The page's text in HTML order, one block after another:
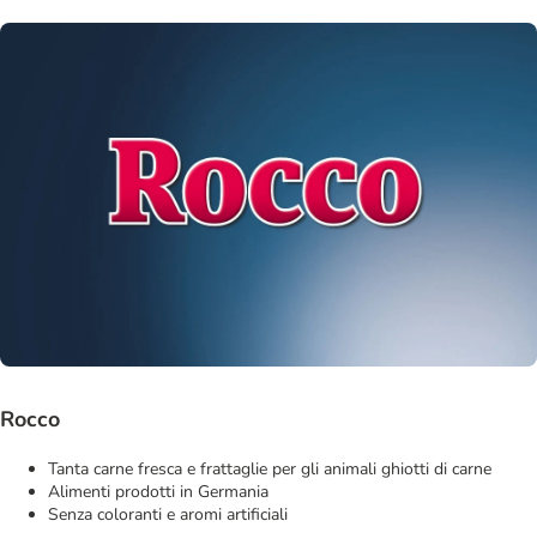
Rocco
Tanta carne fresca e frattaglie per gli animali ghiotti di carne
Alimenti prodotti in Germania
Senza coloranti e aromi artificiali